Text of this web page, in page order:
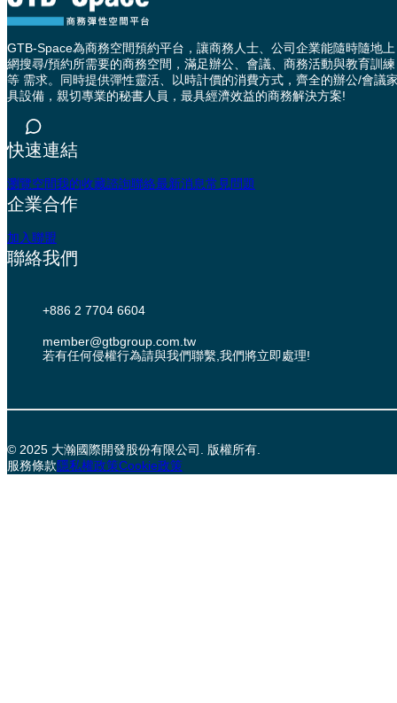
GTB-Space為商務空間預約平台，讓商務人士、公司企業能隨時隨地上
網搜尋/預約所需要的商務空間，滿足辦公、會議、商務活動與教育訓練
等 需求。同時提供彈性靈活、以時計價的消費方式，齊全的辦公/會議
具設備，親切專業的秘書人員，最具經濟效益的商務解決方案!
快速連結
瀏覽空間我的收藏諮詢聯絡最新消息常見問題
企業合作
加入聯盟
聯絡我們
+886 2 7704 6604
member@gtbgroup.com.tw
若有任何侵權行為請與我們聯繫,我們將立即處理!
© 2025 大瀚國際開發股份有限公司. 版權所有.
服務條款隱私權政策Cookie政策